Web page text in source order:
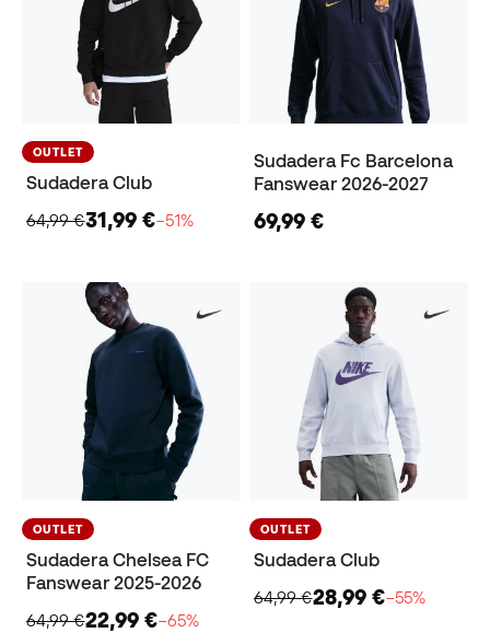
OUTLET
Sudadera Club
64,99 €31,99 €−51%
Sudadera Fc Barcelona
Fanswear 2026-2027
69,99 €
OUTLET
Sudadera Chelsea FC
Fanswear 2025-2026
64,99 €22,99 €−65%
OUTLET
Sudadera Club
64,99 €28,99 €−55%